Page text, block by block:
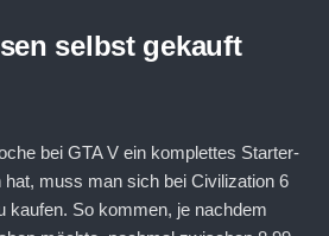
selbst gekauft
bei GTA V ein komplettes Starter-
muss man sich bei Civilization 6
kaufen. So kommen, je nachdem